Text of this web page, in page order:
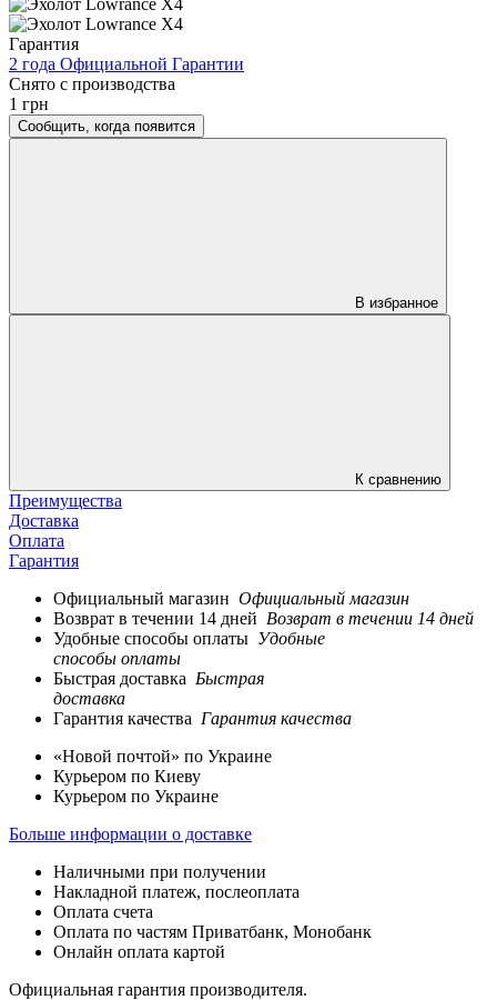
Гарантия
2 года Официальной Гарантии
Снято с производства
1 грн
Сообщить, когда появится
В избранное
К сравнению
Преимущества
Доставка
Оплата
Гарантия
Официальный магазин Официальный магазин
Возврат в течении 14 дней Возврат в течении 14 дней
Удобные способы оплаты Удобные
способы оплаты
Быстрая доставка Быстрая
доставка
Гарантия качества Гарантия качества
«Новой почтой» по Украине
Курьером по Киеву
Курьером по Украине
Больше информации о доставке
Наличными при получении
Накладной платеж, послеоплата
Оплата счета
Оплата по частям Приватбанк, Монобанк
Онлайн оплата картой
Официальная гарантия производителя.